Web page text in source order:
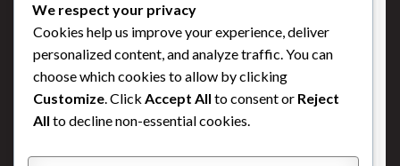
Levé du soleil
Buy Now
We respect your privacy
Cookies help us improve your experience, deliver
personalized content, and analyze traffic. You can
choose which cookies to allow by clicking
Customize. Click Accept All to consent or Reject
All to decline non-essential cookies.